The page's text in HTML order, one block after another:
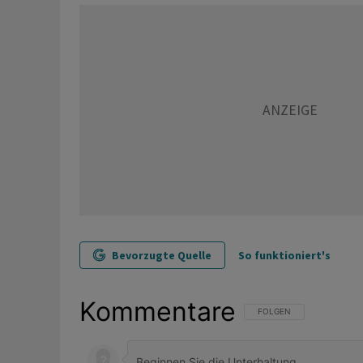
Bevorzugte Quelle So funktioniert's
Kommentare FOLGE DIESER
FOLGEN